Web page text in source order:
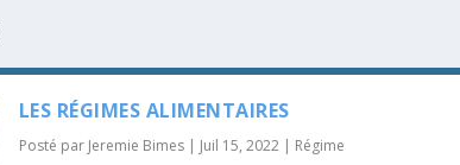
LES RÉGIMES ALIMENTAIRES
Posté par Jeremie Bimes| Juil 15, 2022| Régime